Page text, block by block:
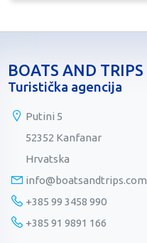
BOATS AND TRIPS
Turistička agencija
Putini 5
52352 Kanfanar
Hrvatska
info@boatsandtrips.com
+385 99 3458 990
+385 91 9891 166